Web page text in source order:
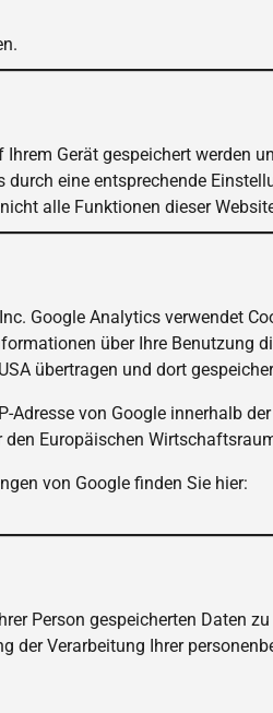
Gerät gespeichert werden
eine entsprechende
alle Funktionen dieser
Google Analytics verwendet
über Ihre Benutzung
übertragen und dort
Adresse von Google innerhalb
Europäischen
von Google finden Sie hier:
Person gespeicherten Daten
der Verarbeitung Ihrer